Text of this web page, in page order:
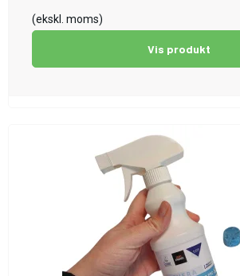
(ekskl. moms)
Vis produkt